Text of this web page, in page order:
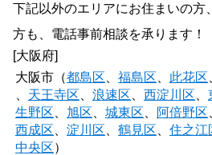
下記以外のエリアにお住まいの方
方も、電話事前相談を承ります！
[大阪府]
大阪市（都島区 福島区 此花区
天王寺区 浪速区 西淀川区
生野区
旭区 城東区 阿倍野区
西成区
淀川区 鶴見区 住之江
中央区）